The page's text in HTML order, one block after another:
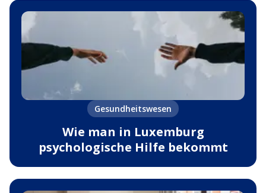
Gesundheitswesen
Wie man in Luxemburg
psychologische Hilfe bekommt